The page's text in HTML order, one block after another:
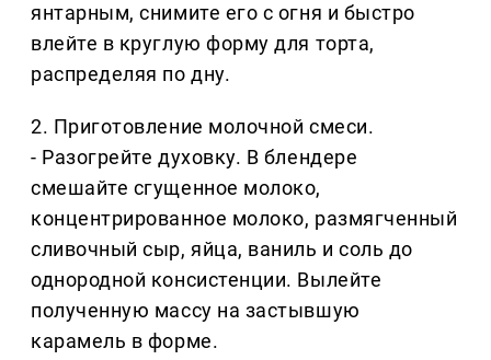
янтарным, снимите его с огня и быстро
влейте в круглую форму для торта,
распределяя по дну.
2. Приготовление молочной смеси.
- Разогрейте духовку. В блендере
смешайте сгущенное молоко,
концентрированное молоко, размягченный
сливочный сыр, яйца, ваниль и соль до
однородной консистенции. Вылейте
полученную массу на застывшую
карамель в форме.